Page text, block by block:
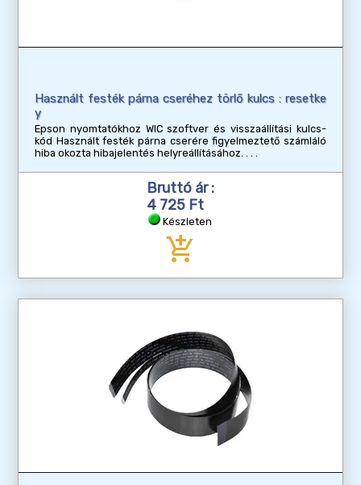
Használt festék párna cseréhez törlő kulcs : resetke
y
Epson nyomtatókhoz WIC szoftver és visszaállítási kulcs-
kód Használt festék párna cserére figyelmeztető számláló
hiba okozta hibajelentés helyreállításához.
Bruttó ár :
4 725 Ft
Készleten
add_shopping_cart